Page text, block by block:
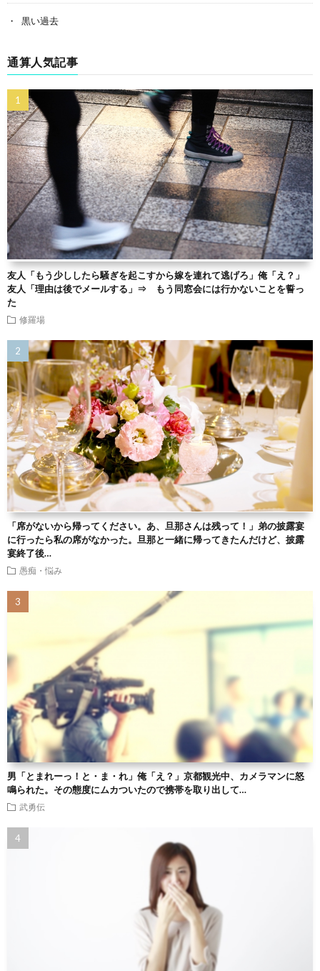
黒い過去
通算人気記事
友人「もう少ししたら騒ぎを起こすから嫁を連れて逃げろ」俺「え？」
友人「理由は後でメールする」⇒ もう同窓会には行かないことを誓っ
た
修羅場
「席がないから帰ってください。あ、旦那さんは残って！」弟の披露宴
に行ったら私の席がなかった。旦那と一緒に帰ってきたんだけど、披露
宴終了後…
愚痴・悩み
男「とまれーっ！と・ま・れ」俺「え？」京都観光中、カメラマンに怒
鳴られた。その態度にムカついたので携帯を取り出して…
武勇伝